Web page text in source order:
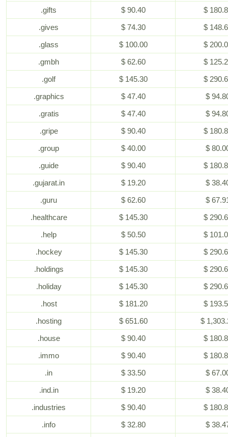
.gifts $ 90.40
$
.gives
$ 74.30
$
.glass
$ 100.00
$
.gmbh
$ 62.60
$
.golf
$ 145.30
$
.graphics
$ 47.40
$
.gratis
$ 47.40
$
.gripe
$ 90.40
$
.group
$ 40.00
$
.guide
$ 90.40
$
.gujarat.in
$ 19.20
$
.guru
$ 62.60
$
.healthcare
$ 145.30
$
.help
$ 50.50
$
.hockey
$ 145.30
$
.holdings
$ 145.30
$
.holiday
$ 145.30
$
.host
$ 181.20
$
.hosting
$ 651.60
$
.house
$ 90.40
$
.immo
$ 90.40
$
.in
$ 33.50
$
.ind.in
$ 19.20
$
.industries
$ 90.40
$
.info
$ 32.80
$